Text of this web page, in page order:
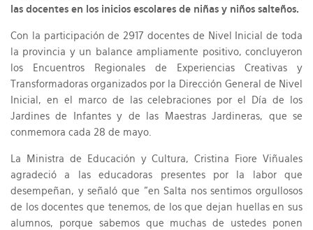
las docentes en los inicios escolares de niñas y niños salteños.
Con la participación de 2917 docentes de Nivel Inicial de toda
la provincia y un balance ampliamente positivo, concluyeron
los Encuentros Regionales de Experiencias Creativas y
Transformadoras organizados por la Dirección General de Nivel
Inicial, en el marco de las celebraciones por el Día de los
Jardines de Infantes y de las Maestras Jardineras, que se
conmemora cada 28 de mayo.
La Ministra de Educación y Cultura, Cristina Fiore Viñuales
agradeció a las educadoras presentes por la labor que
desempeñan, y señaló que "en Salta nos sentimos orgullosos
de los docentes que tenemos, de los que dejan huellas en sus
alumnos, porque sabemos que muchas de ustedes ponen